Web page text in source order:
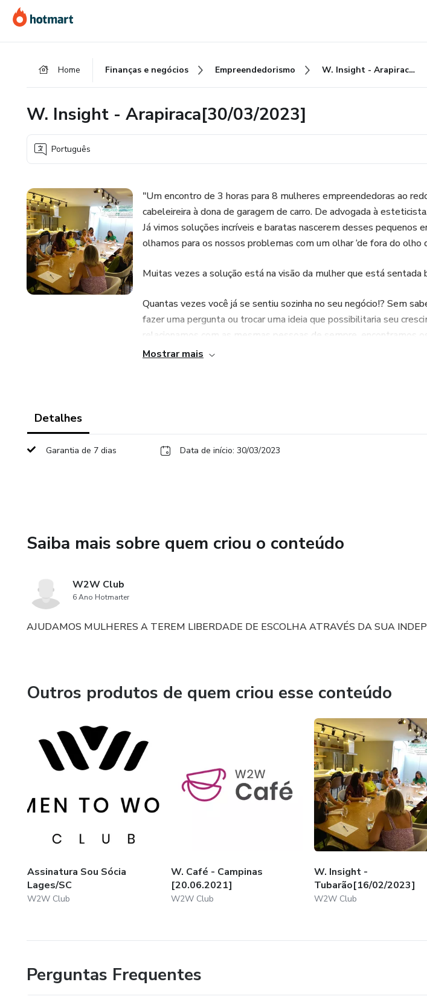
para
o
para
o
para
o
Home Finanças e negócios Empreendedorismo W. Insight - Arapiraca[30/03/2023]
W. Insight - Arapiraca[30/03/2023]
Português
"Um encontro de 3 horas para 8 mulheres empreendedoras ao
cabeleireira à dona de garagem de carro. De advogada à
Já vimos soluções incríveis e baratas nascerem desses pequenos
olhamos para os nossos problemas com um olhar ‘de fora do olho
Muitas vezes a solução está na visão da mulher que está sentada
Quantas vezes você já se sentiu sozinha no seu negócio!? Sem
fazer uma pergunta ou trocar uma ideia que possibilitaria seu
relacionamos com as mesmas pessoas de sempre, encontramos
Mostrar mais
Detalhes
Garantia de 7 dias Data de início: 30/03/2023
Saiba mais sobre quem criou o conteúdo
W2W Club
6 Ano Hotmarter
AJUDAMOS MULHERES A TEREM LIBERDADE DE ESCOLHA ATRAVÉS DA SUA
Outros produtos de quem criou esse conteúdo
Assinatura Sou Sócia
Lages/SC
W2W Club
W. Café - Campinas
[20.06.2021]
W2W Club
W. Insight -
Tubarão[16/02/2023]
W2W Club
Perguntas Frequentes